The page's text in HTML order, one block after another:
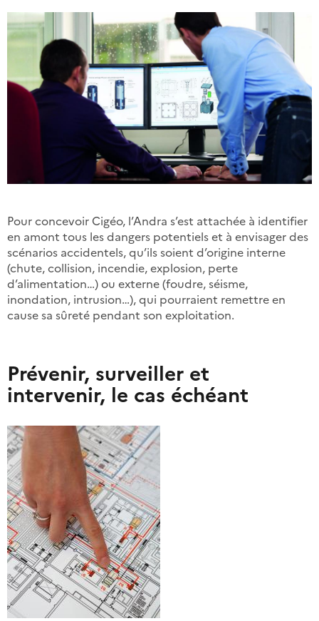
Pour concevoir Cigéo, l’Andra s’est attachée à identifier
en amont tous les dangers potentiels et à envisager des
scénarios accidentels, qu’ils soient d’origine interne
(chute, collision, incendie, explosion, perte
d’alimentation…) ou externe (foudre, séisme,
inondation, intrusion…), qui pourraient remettre en
cause sa sûreté pendant son exploitation.
Prévenir, surveiller et
intervenir, le cas échéant